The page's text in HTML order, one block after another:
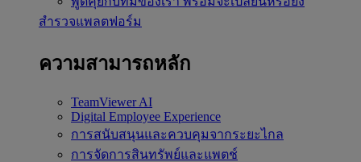
สำรวจแพลตฟอร์ม
ความสามารถหลัก
TeamViewer AI
Digital Employee Experience
การสนับสนุนและควบคุมจากระยะไกล
การจัดการสินทรัพย์และแพตช์